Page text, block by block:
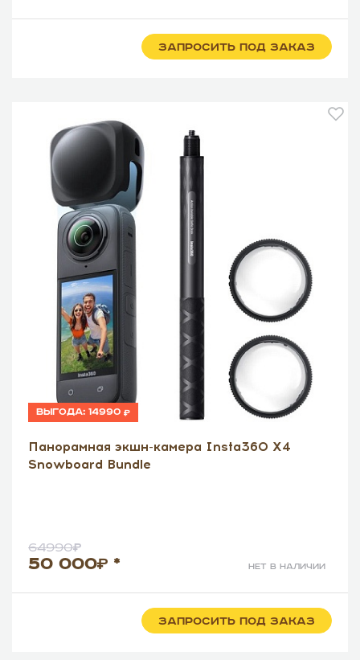
ЗАПРОСИТЬ ПОД ЗАКАЗ
Выгода: 14990
Панорамная экшн-камера Insta360 X4
Snowboard Bundle
50 000 *
64990
нет в наличии
ЗАПРОСИТЬ ПОД ЗАКАЗ